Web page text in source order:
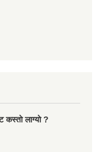
कस्ताे लाग्याे ?